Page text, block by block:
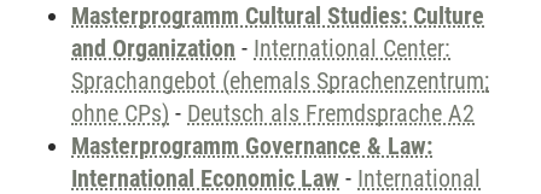
Masterprogramm Cultural Studies: Culture
and Organization - International Center:
Sprachangebot (ehemals Sprachenzentrum;
ohne CPs) - Deutsch als Fremdsprache A2
Masterprogramm Governance & Law:
International Economic Law - International